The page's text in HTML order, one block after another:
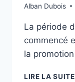
Alban Dubois
La période
commencé
la
LIRE LA SUITE